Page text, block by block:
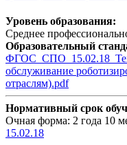
Уровень образования:
Среднее
Образовательный
обслуживание
отраслям).pdf
Нормативный срок
Очная форма: 2 года 10
15.02.18